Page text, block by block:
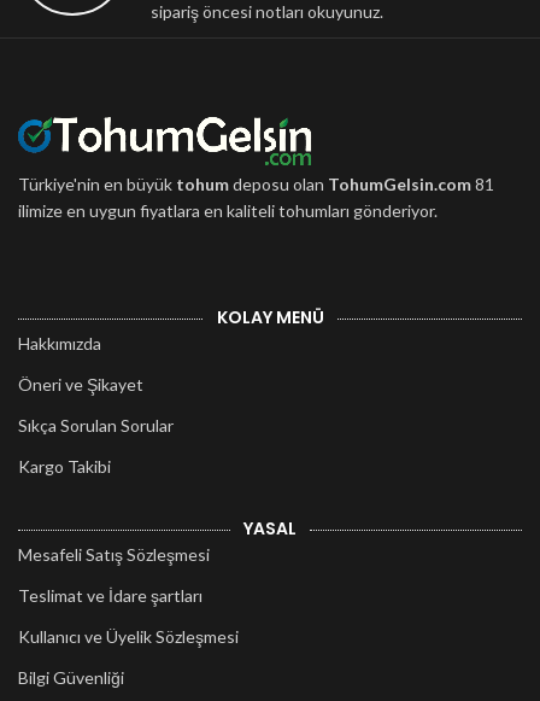
sipariş öncesi notları okuyunuz.
Türkiye'nin en büyük tohumdeposu olan TohumGelsin.com81
ilimize en uygun fiyatlara en kaliteli tohumları gönderiyor.
KOLAY MENÜ
Hakkımızda
Öneri ve Şikayet
Sıkça Sorulan Sorular
Kargo Takibi
YASAL
Mesafeli Satış Sözleşmesi
Teslimat ve İdare şartları
Kullanıcı ve Üyelik Sözleşmesi
Bilgi Güvenliği